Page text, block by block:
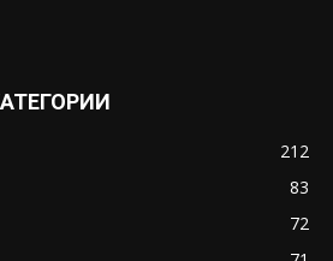
212
83
72